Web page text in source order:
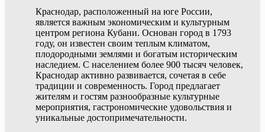
Краснодар, расположенный на юге России,
является важным экономическим и культурным
центром региона Кубани. Основан город в 1793
году, он известен своим теплым климатом,
плодородными землями и богатым историческим
наследием. С населением более 900 тысяч человек,
Краснодар активно развивается, сочетая в себе
традиции и современность. Город предлагает
жителям и гостям разнообразные культурные
мероприятия, гастрономические удовольствия и
уникальные достопримечательности.